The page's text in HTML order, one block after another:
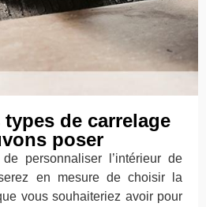
de carrelage
poser
personnaliser l’intérieur de
en mesure de choisir la
vous souhaiteriez avoir pour